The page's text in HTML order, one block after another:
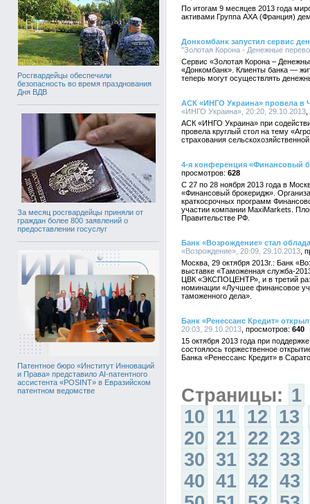
Росгвардейцы обеспечили
безопасность во время празднования
Дня ВДВ
За месяц росгвардейцы приняли от
граждан более 800 заявлений о
предоставлении госуслуг
Патентное бюро «Институт Инноваций
и Права» представило AI-патентного
ассистента «POSINT» в Евразийском
патентном ведомстве
По итогам 9 месяцев 2013 года
активами Группа АХА (Франция)
Донкомбанк запустил сервис
"Золотая Корона - Денежные
Сервис «Золотая Корона –
«Донкомбанк». Клиенты банка —
теперь могут осуществлять
АСК «ИНГО Украина» провела в
«ИНГО Украина», 20:20, 29.10.2013
АСК «ИНГО Украина» при
провела круглый стол на тему
страхования
4-я конференция «Финансовый
628
С 27 по 28 ноября 2013 года в
«Финансовый брокеридж».
краткосрочных программ
участии компании MaxiMarkets.
Правительстве РФ.
Банк «Возрождение» стал
«Возрождение», 20:09, 29.10.2013
Москва, 29 октября 2013г.: Банк
выставке «Таможенная служба-
ЦВК «ЭКСПОЦЕНТР», и в третий
номинации «Лучшее финансовое
таможенного дела».
Банк «Ренессанс Кредит»
20:03, 29.10.2013
640
15 октября 2013 года при
состоялось торжественное
Банка «Ренессанс Кредит» в
Страницы: 1
10 11 12 13
20 21 22 23
30 31 32 33
40 41 42 43